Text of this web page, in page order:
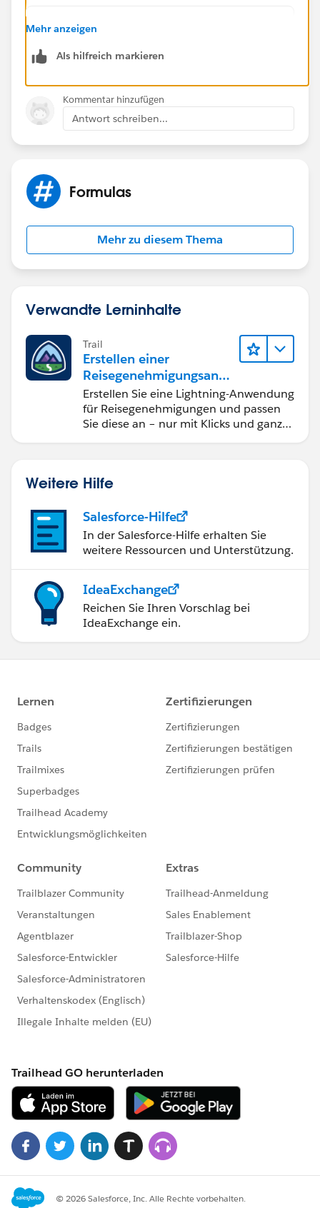
AND(
OR (ISBLANK(Comments__c), ISBLANK(
Mehr anzeigen
Als hilfreich markieren
Kommentar hinzufügen
Antwort schreiben...
Formulas
Mehr zu diesem Thema
Verwandte Lerninhalte
Trail
Erstellen einer
Reisegenehmigungsanw
endung namens "Travel
Approval"
Erstellen Sie eine Lightning-Anwendung
für Reisegenehmigungen und passen
Sie diese an – nur mit Klicks und ganz
Weitere Hilfe
Salesforce-Hilfe
In der Salesforce-Hilfe erhalten Sie
weitere Ressourcen und Unterstützung.
IdeaExchange
Reichen Sie Ihren Vorschlag bei
IdeaExchange ein.